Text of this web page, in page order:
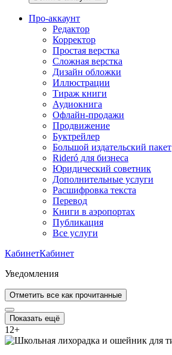
Про-аккаунт
Редактор
Корректор
Простая верстка
Сложная верстка
Дизайн обложки
Иллюстрации
Тираж книги
Аудиокнига
Офлайн-продажи
Продвижение
Буктрейлер
Большой издательский пакет
Rideró для бизнеса
Юридический советник
Дополнительные услуги
Расшифровка текста
Перевод
Книги в аэропортах
Публикация
Все услуги
КабинетКабинет
Уведомления
Отметить все как прочитанные
Показать ещё
12+